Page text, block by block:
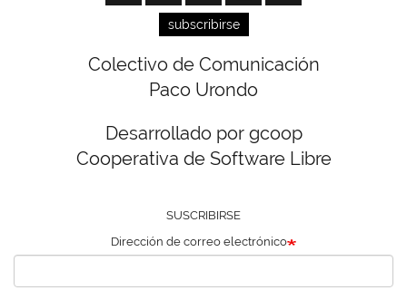
subscribirse
Colectivo de Comunicación
Paco Urondo
Desarrollado por gcoop
Cooperativa de Software Libre
SUSCRIBIRSE
Dirección de correo electrónico